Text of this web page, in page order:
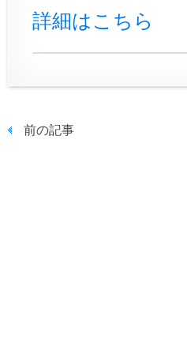
詳細はこちら
前の記事